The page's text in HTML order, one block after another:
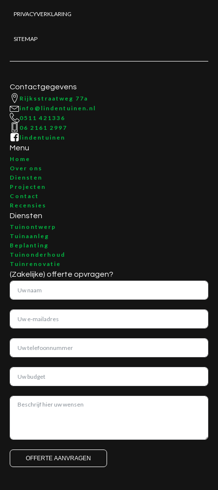
PRIVACYVERKLARING
SITEMAP
Contactgegevens
Rijksstraatweg 77a
info@lindentuinen.nl
0511 421336
06 2161 2997
lindentuinen
Menu
Home
Over ons
Diensten
Projecten
Contact
Recensies
Diensten
Tuinontwerp
Tuinaanleg
Beplanting
Tuinonderhoud
Tuinrenovatie
(Zakelijke) offerte opvragen?
OFFERTE AANVRAGEN